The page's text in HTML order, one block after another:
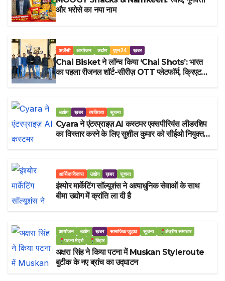
और भरोसे का नया नाम
अजेंसी आयोजन उद्योग एएन24 ख़बर
Chai Bisket ने लॉन्च किया ‘Chai Shots’: भारत
का पहला रीजनल शॉर्ट-सीरीज़ OTT प्लेटफॉर्म, क्रिएटर्स
उद्योग ख़बर व्यक्तित्व सूचना
Cyara ने एंटरप्राइज़ AI कस्टमर एक्सपीरियंस लीडरशिप
का विस्तार करने के लिए सुशील कुमार को सीईओ नियुक्त
आर्थिक विकास उद्योग ख़बर सूचना
इंश्योर मार्केटिंग सॉल्यूशंस ने अत्याधुनिक सेवाओं के साथ
बीमा उद्योग में क्रांति ला दी है
आयोजन उद्योग ख़बर सामाजिक जुड़ाव सूचना
क्षेत्रीय समाचार
पटना मेट्रो
बिहार
अक्षरा सिंह ने किया पटना में Muskan Styleroute
बुटीक के नए ब्रांच का उद्घाटन